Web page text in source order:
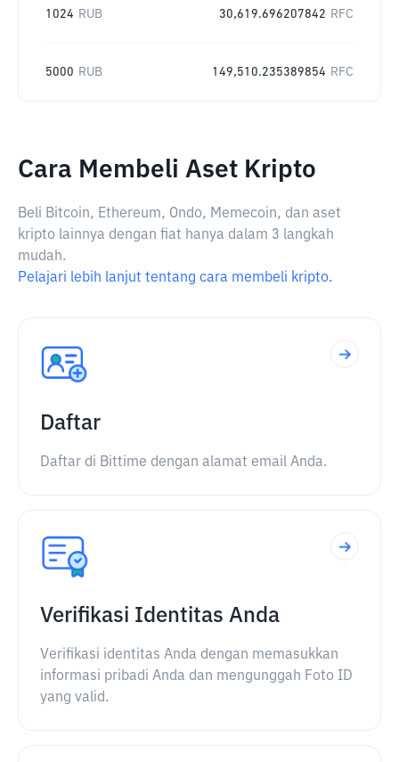
1024 RUB 30,619.696207842 RFC
5000 RUB 149,510.235389854 RFC
Cara Membeli Aset Kripto
Beli Bitcoin, Ethereum, Ondo, Memecoin, dan aset
kripto lainnya dengan fiat hanya dalam 3 langkah
mudah.
Pelajari lebih lanjut tentang cara membeli kripto.
Daftar
Daftar di Bittime dengan alamat email Anda.
Verifikasi Identitas Anda
Verifikasi identitas Anda dengan memasukkan
informasi pribadi Anda dan mengunggah Foto ID
yang valid.